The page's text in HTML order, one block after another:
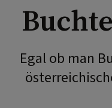
Egal ob man